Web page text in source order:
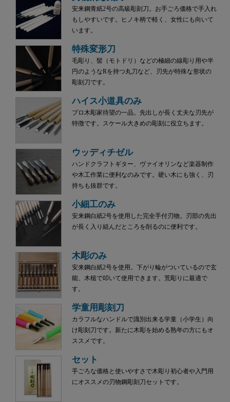
安来鋼青紙2号の高級彫刻刀。お手ごろ価格で手入れ
もしやすいです。ヒノキ柄で軽く、女性にも向いて
います。
特殊変形刀
毛彫り、髻（モトドリ）などの極細の線彫り用や半
円のようなRを持つ丸刀など、刃先が特殊な形状の
彫刻刀です。
ハイス小道具のみ
プロ木彫家待望の一品。先出しが長く丈夫な刃先が
特徴です。スケール大きめの彫刻に役立ちます。
ウッディチゼル
ハンドクラフトギター、ヴァイオリンなど楽器制作
や木工作業に便利なのみです。硬い木にも強く、刃
持ちも抜群です。
小細工のみ
安来鋼白紙2号を使用した完全手付刃物。刃部の先出
が長く入り組んだところを削るのに便利です。
木彫のみ
安来鋼白紙2号を使用。下がり輪がついているので玄
能、木槌で叩いて使用できます。荒彫りに最適で
す。
学童用彫刻刀
カラフルなハンドルで識別出来る学童（小学生）向
け彫刻刀です。新たに木彫を始める熟年の方にもオ
ススメです。
セット
手ごろな価格と使いやすさで木彫り初心者や入門用
にオススメの刃物鋼彫刻刀セットです。